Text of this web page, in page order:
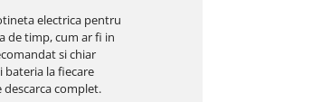
electrica pentru
de timp, cum ar fi in
si chiar
bateria la fiecare
complet.